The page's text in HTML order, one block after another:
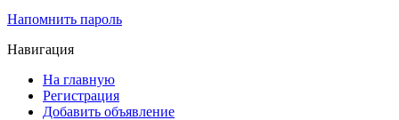
Напомнить пароль
Навигация
На главную
Регистрация
Добавить объявление